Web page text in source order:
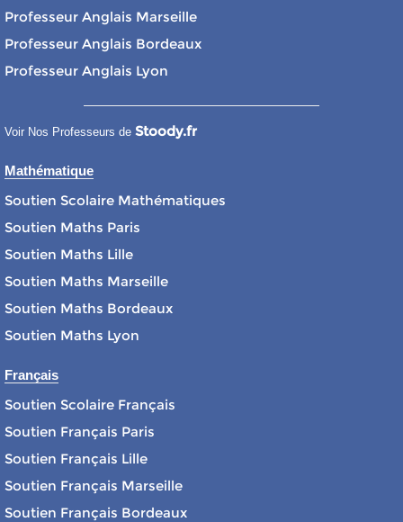
Professeur Anglais Marseille
Professeur Anglais Bordeaux
Professeur Anglais Lyon
Voir Nos Professeurs de Stoody.fr
Mathématique
Soutien Scolaire Mathématiques
Soutien Maths Paris
Soutien Maths Lille
Soutien Maths Marseille
Soutien Maths Bordeaux
Soutien Maths Lyon
Français
Soutien Scolaire Français
Soutien Français Paris
Soutien Français Lille
Soutien Français Marseille
Soutien Français Bordeaux